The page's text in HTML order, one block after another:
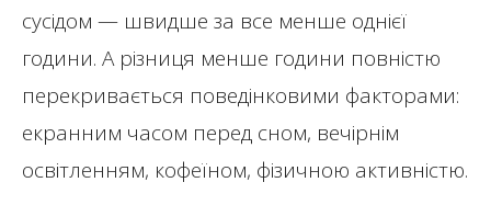
сусідом — швидше за все менше однієї
години. А різниця менше години повністю
перекривається поведінковими факторами:
екранним часом перед сном, вечірнім
освітленням, кофеїном, фізичною активністю.